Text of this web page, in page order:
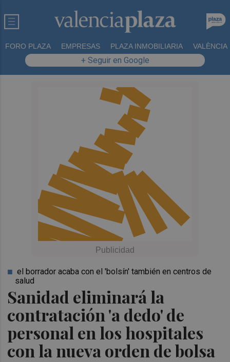
FORO PLAZA EMPRESAS PLAZA INMOBILIARIA VALÈNCIA
+ Seguir en Google
Sanidad eliminará la
contratación 'a dedo' de
personal en los hospitales
con la nueva orden de bolsa
el borrador acaba con el 'bolsín' también en centros de
salud